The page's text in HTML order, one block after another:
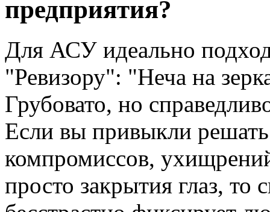
предприятия?
Для АСУ идеально
"Ревизору": "Неча на
Грубовато, но
Если вы привыкли
компромиссов,
просто закрытия глаз, то